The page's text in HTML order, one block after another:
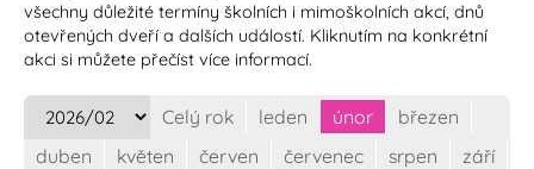
všechny důležité termíny školních i mimoškolních akcí, dnů
otevřených dveří a dalších událostí. Kliknutím na konkrétní
akci si můžete přečíst více informací.
Celý rok leden únor
březen
duben
květen červen červenec srpen
září